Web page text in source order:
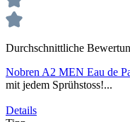
Durchschnittliche
Nobren A2 MEN Eau de
mit jedem Sprühstoss!...
Details